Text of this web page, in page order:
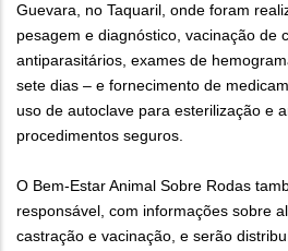
Guevara, no Taquaril, onde foram
pesagem e diagnóstico, vacinação de
antiparasitários, exames de
sete dias – e fornecimento de
uso de autoclave para esterilização e
procedimentos seguros.
O Bem-Estar Animal Sobre Rodas
responsável, com informações sobre
castração e vacinação, e serão